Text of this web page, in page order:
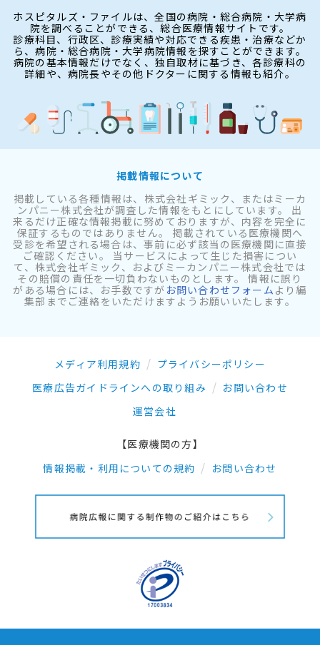
ホスピタルズ・ファイルは、全国の病院・総合病院・大学病
院を調べることができる、総合医療情報サイトです。
診療科目、行政区、診療実績や対応できる疾患・治療などか
ら、病院・総合病院・大学病院情報を探すことができます。
病院の基本情報だけでなく、独自取材に基づき、各診療科の
詳細や、病院長やその他ドクターに関する情報も紹介。
掲載情報について
掲載している各種情報は、株式会社ギミック、またはミーカ
ンパニー株式会社が調査した情報をもとにしています。 出
来るだけ正確な情報掲載に努めておりますが、内容を完全に
保証するものではありません。 掲載されている医療機関へ
受診を希望される場合は、事前に必ず該当の医療機関に直接
ご確認ください。 当サービスによって生じた損害につい
て、株式会社ギミック、およびミーカンパニー株式会社では
その賠償の責任を一切負わないものとします。 情報に誤り
がある場合には、お手数ですが お問い合わせフォーム より編
集部までご連絡をいただけますようお願いいたします。
メディア利用規約
プライバシーポリシー
医療広告ガイドラインへの取り組み
お問い合わせ
運営会社
【医療機関の方】
情報掲載・利用についての規約
お問い合わせ